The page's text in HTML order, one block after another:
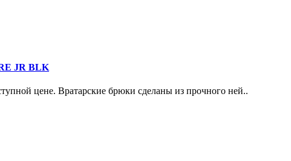
JR BLK
цене. Вратарские брюки сделаны из прочного ней..